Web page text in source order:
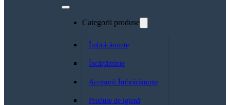
Categorii produse
Îmbrăcăminte
Încălțăminte
Accesorii Îmbrăcăminte
Produse de igienă